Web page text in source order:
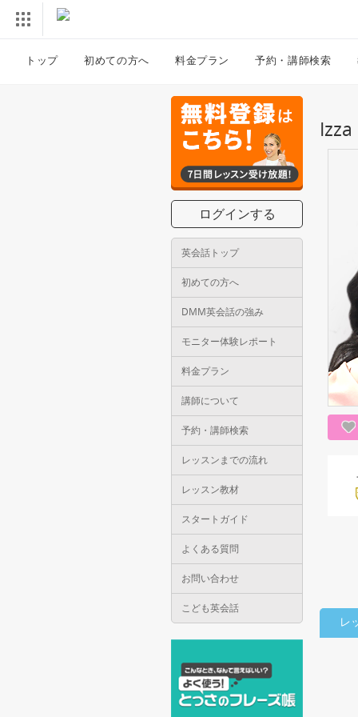
トップ 初めての方へ 料金プラン 予約・講師検索
ログインする
英会話トップ
初めての方へ
DMM英会話の強み
モニター体験レポート
料金プラン
講師について
予約・講師検索
レッスンまでの流れ
レッスン教材
スタートガイド
よくある質問
お問い合わせ
こども英会話
レ